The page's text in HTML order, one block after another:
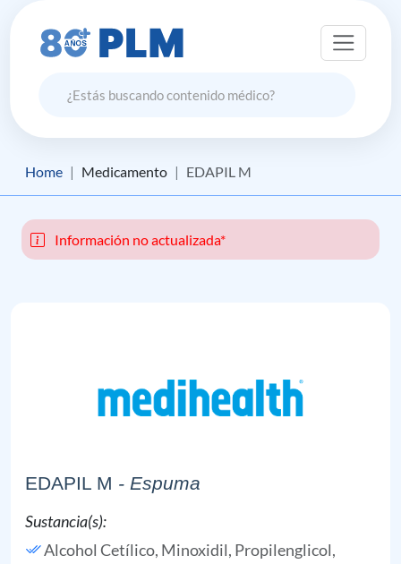
Home Medicamento EDAPIL M
Información no actualizada*
EDAPIL M - Espuma
Sustancia(s):
Alcohol Cetílico, Minoxidil, Propilenglicol,